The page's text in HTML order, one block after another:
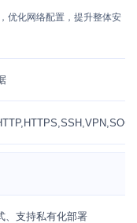
优化网络配置，提升整体安
、支持私有化部署